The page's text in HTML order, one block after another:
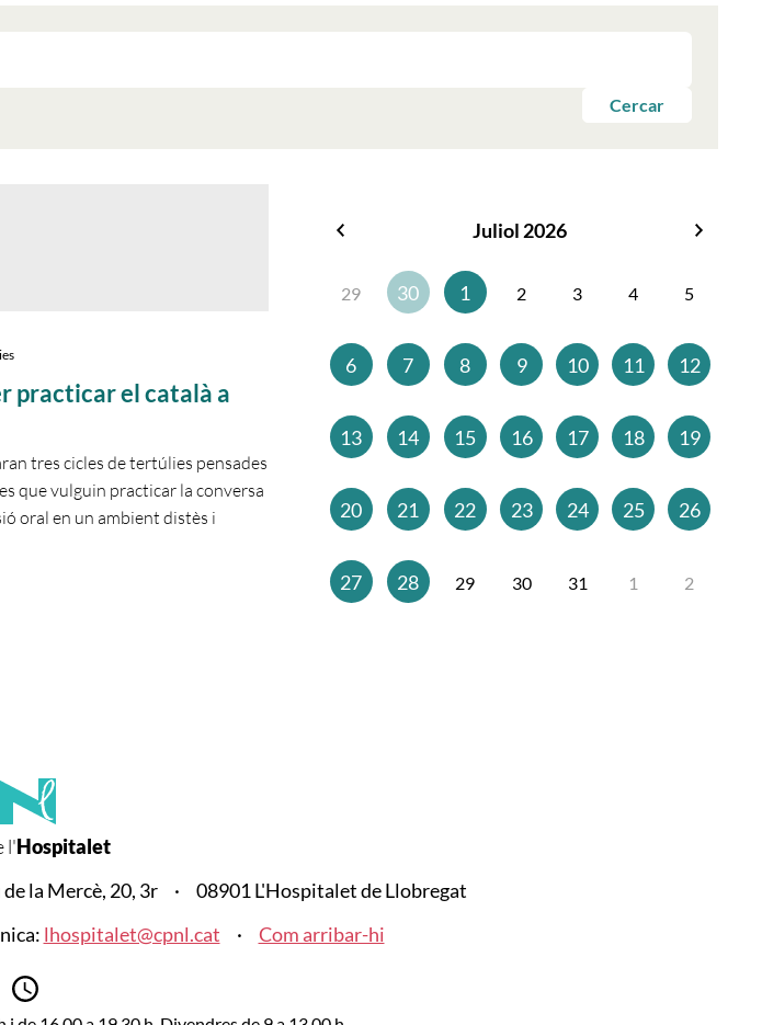
Cercar
practicar el català a
tres cicles de tertúlies pensades
que vulguin practicar la conversa
oral en un ambient distès i
Juliol 2026
29 30 1 2 3 4 5
6 7 8 9 10 11 12
13 14 15 16 17 18 19
20 21 22 23 24 25 26
27 28 29 30 31 1 2
l'Hospitalet
la Mercè, 20, 3r
08901 L'Hospitalet de Llobregat
lhospitalet@cpnl.cat Com arribar-hi